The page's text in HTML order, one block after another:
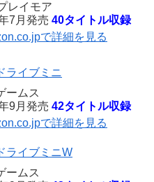
レイモア
7月発売 40タイトル収録
で詳細を見る
ライブミニ
ームス
9月発売 42タイトル収録
で詳細を見る
ライブミニW
ームス